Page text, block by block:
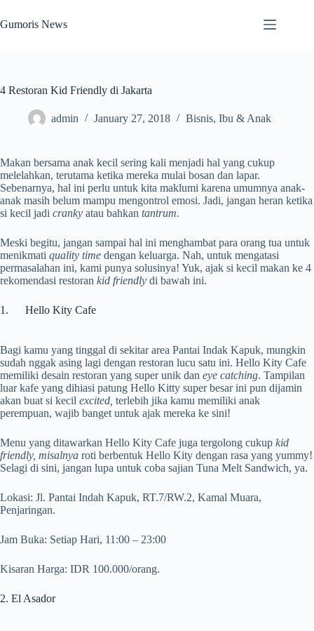
to
content
Gumoris News
4 Restoran Kid Friendly di Jakarta
admin January 27, 2018 Bisnis, Ibu & Anak
Makan bersama anak kecil sering kali menjadi hal yang cukup
melelahkan, terutama ketika mereka mulai bosan dan lapar.
Sebenarnya, hal ini perlu untuk kita maklumi karena umumnya anak-
anak masih belum mampu mengontrol emosi. Jadi, jangan heran ketika
si kecil jadi cranky atau bahkan tantrum.
Meski begitu, jangan sampai hal ini menghambat para orang tua untuk
menikmati quality time dengan keluarga. Nah, untuk mengatasi
permasalahan ini, kami punya solusinya! Yuk, ajak si kecil makan ke 4
rekomendasi restoran kid friendly di bawah ini.
1. Hello Kity Cafe
Bagi kamu yang tinggal di sekitar area Pantai Indak Kapuk, mungkin
sudah nggak asing lagi dengan restoran lucu satu ini. Hello Kity Cafe
memiliki desain restoran yang super unik dan eye catching. Tampilan
luar kafe yang dihiasi patung Hello Kitty super besar ini pun dijamin
akan buat si kecil excited, terlebih jika kamu memiliki anak
perempuan, wajib banget untuk ajak mereka ke sini!
Menu yang ditawarkan Hello Kity Cafe juga tergolong cukup kid
friendly, misalnya roti berbentuk Hello Kity dengan rasa yang yummy!
Selagi di sini, jangan lupa untuk coba sajian Tuna Melt Sandwich, ya.
Lokasi: Jl. Pantai Indah Kapuk, RT.7/RW.2, Kamal Muara,
Penjaringan.
Jam Buka: Setiap Hari, 11:00 – 23:00
Kisaran Harga: IDR 100.000/orang.
2. El Asador